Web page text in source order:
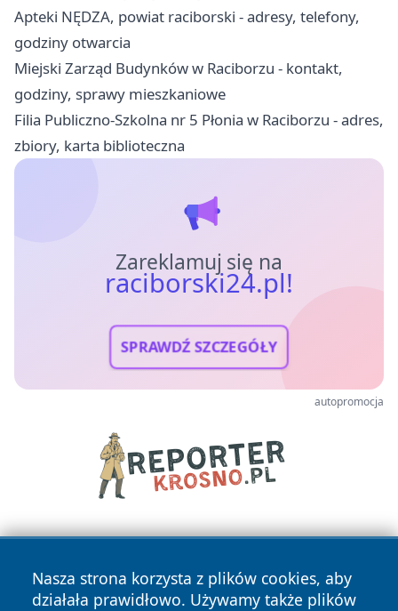
Apteki NĘDZA, powiat raciborski - adresy, telefony,
godziny otwarcia
Miejski Zarząd Budynków w Raciborzu - kontakt,
godziny, sprawy mieszkaniowe
Filia Publiczno-Szkolna nr 5 Płonia w Raciborzu - adres,
zbiory, karta biblioteczna
Zareklamuj się na
raciborski24.pl!
SPRAWDŹ SZCZEGÓŁY
autopromocja
Nasza strona korzysta z plików cookies, aby
działała prawidłowo. Używamy także plików